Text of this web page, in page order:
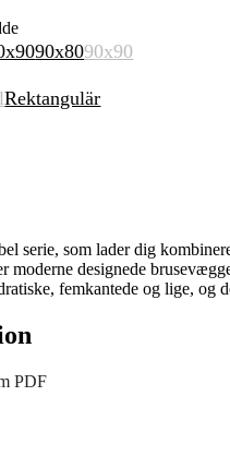
90x8090x90
Rektangulär
serie, som lader dig
moderne designede
femkantede og lige,
PDF